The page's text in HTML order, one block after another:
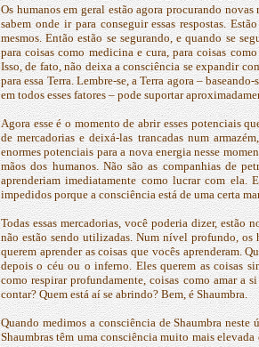
Os humanos em geral estão agora procurando
sabem onde ir para conseguir essas respostas.
mesmos. Então estão se segurando, e quando se
para coisas como medicina e cura, para coisas
Isso, de fato, não deixa a consciência se expandir
para essa Terra. Lembre-se, a Terra agora –
em todos esses fatores – pode suportar
Agora esse é o momento de abrir esses potenciais
de mercadorias e deixá-las trancadas num
enormes potenciais para a nova energia nesse
mãos dos humanos. Não são as companhias de
aprenderiam imediatamente como lucrar com ela.
impedidos porque a consciência está de uma certa
Todas essas mercadorias, você poderia dizer, estão
não estão sendo utilizadas. Num nível profundo, os
querem aprender as coisas que vocês aprenderam.
depois o céu ou o inferno. Eles querem as coisas
como respirar profundamente, coisas como amar a
contar? Quem está aí se abrindo? Bem, é Shaumbra.
Quando medimos a consciência de Shaumbra
Shaumbras têm uma consciência muito mais